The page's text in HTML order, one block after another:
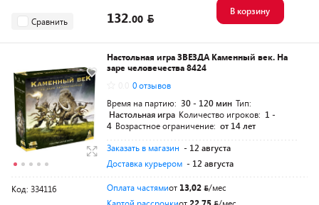
Сравнить 132.00
В корзину
Настольная игра ЗВЕЗДА Каменный век. На
заре человечества 8424
0 отзывов
Время на партию: 30 - 120 мин Тип:
Настольная игра Количество игроков: 1 -
4 Возрастное ограничение: от 14 лет
Заказать в магазин - 12 августа
Доставка курьером - 12 августа
Код: 334116 Оплата частямиот 13,02
/мес